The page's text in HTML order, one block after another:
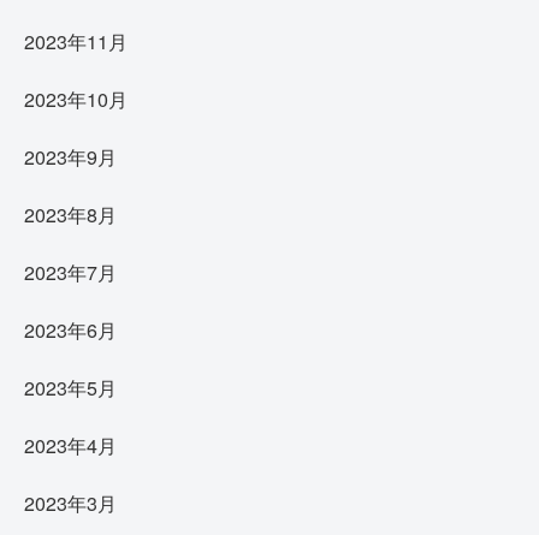
2023年11月
2023年10月
2023年9月
2023年8月
2023年7月
2023年6月
2023年5月
2023年4月
2023年3月